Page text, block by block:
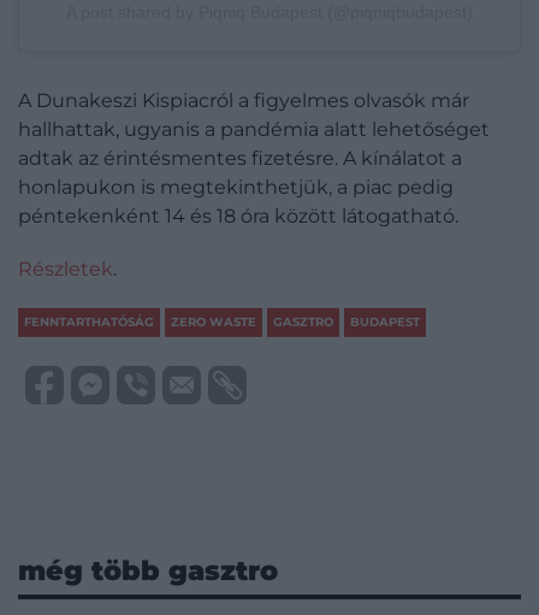
A Dunakeszi Kispiacról a figyelmes olvasók már
hallhattak, ugyanis a pandémia alatt lehetőséget
adtak az érintésmentes fizetésre. A kínálatot a
honlapukon is megtekinthetjük, a piac pedig
péntekenként 14 és 18 óra között látogatható.
Részletek.
FENNTARTHATÓSÁG ZERO WASTE GASZTRO BUDAPEST
még több gasztro